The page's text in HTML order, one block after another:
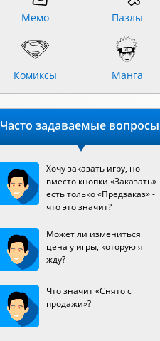
Мемо Пазлы
Комиксы Манга
Часто задаваемые вопросы
Хочу заказать игру, но
вместо кнопки «Заказать»
есть только «Предзаказ» -
что это значит?
Может ли измениться
цена у игры, которую я
жду?
Что значит «Снято с
продажи»?